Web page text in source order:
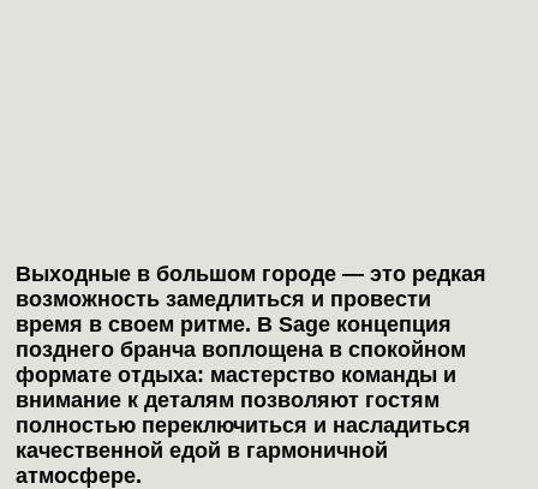
Выходные в большом городе — это редкая
возможность замедлиться и провести
время в своем ритме. В Sage концепция
позднего бранча воплощена в спокойном
формате отдыха: мастерство команды и
внимание к деталям позволяют гостям
полностью переключиться и насладиться
качественной едой в гармоничной
атмосфере.